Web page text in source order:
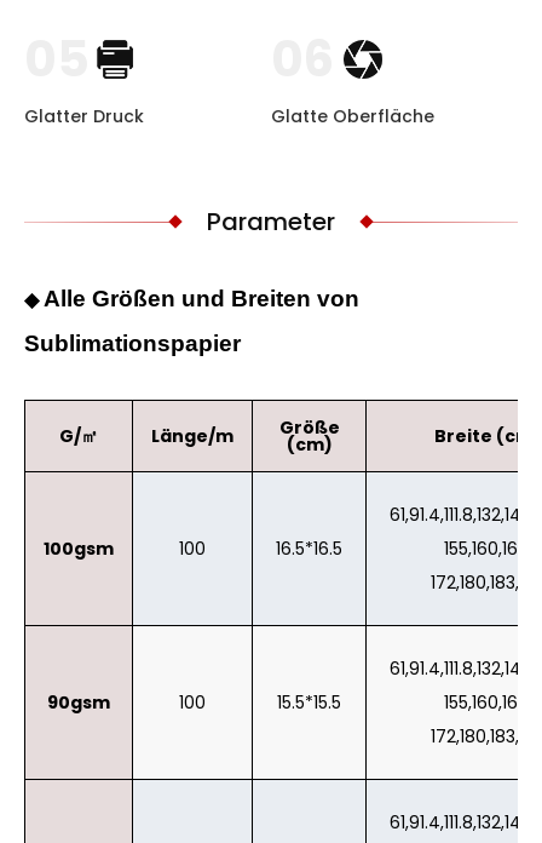
Glatter Druck Glatte Oberfläche
Parameter
◆Alle Größen und Breiten von
Sublimationspapier
G/㎡ Länge/m Größe
(cm) Breite (cm)
100gsm 100 16.5*16.5
155,160,162,
90gsm 100 15.5*15.5
155,160,162,